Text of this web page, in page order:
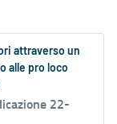
attraverso un
alle pro loco
22-